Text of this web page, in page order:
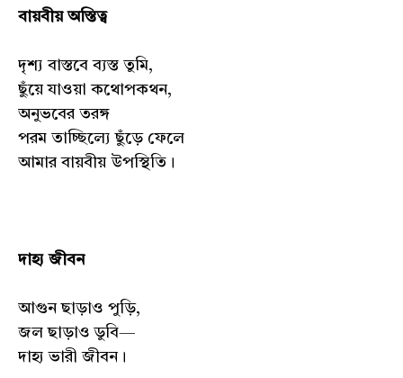
বায়বীয় অস্তিত্ব
দৃশ্য বাস্তবে ব্যস্ত তুমি,
ছুঁয়ে যাওয়া কথোপকথন,
অনুভবের তরঙ্গ
পরম তাচ্ছিল্যে ছুঁড়ে ফেলে
আমার বায়বীয় উপস্থিতি।
দাহ্য জীবন
আগুন ছাড়াও পুড়ি,
জল ছাড়াও ডুবি—
দাহ্য ভারী জীবন।